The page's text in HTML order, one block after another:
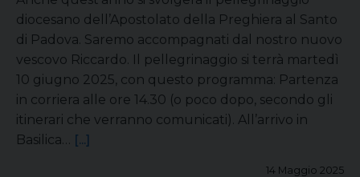
diocesano dell’Apostolato della Preghiera al Santo
di Padova. Saremo accompagnati dal nostro nuovo
vescovo Riccardo. Il pellegrinaggio si terrà martedì
10 giugno 2025, con questo programma: Partenza
in corriera alle ore 14.30 (o poco dopo, secondo gli
itinerari che verranno comunicati). All’arrivo in
Basilica… [...]
14 Maggio 2025